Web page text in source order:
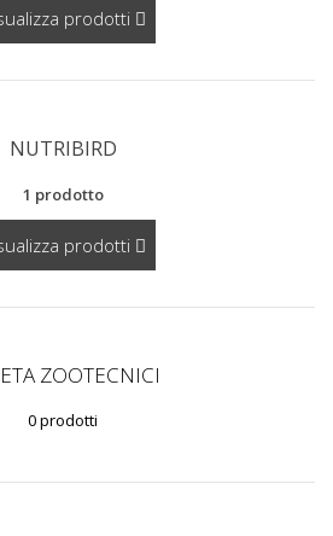
prodotti
NUTRIBIRD
1 prodotto
prodotti
ZOOTECNICI
0 prodotti